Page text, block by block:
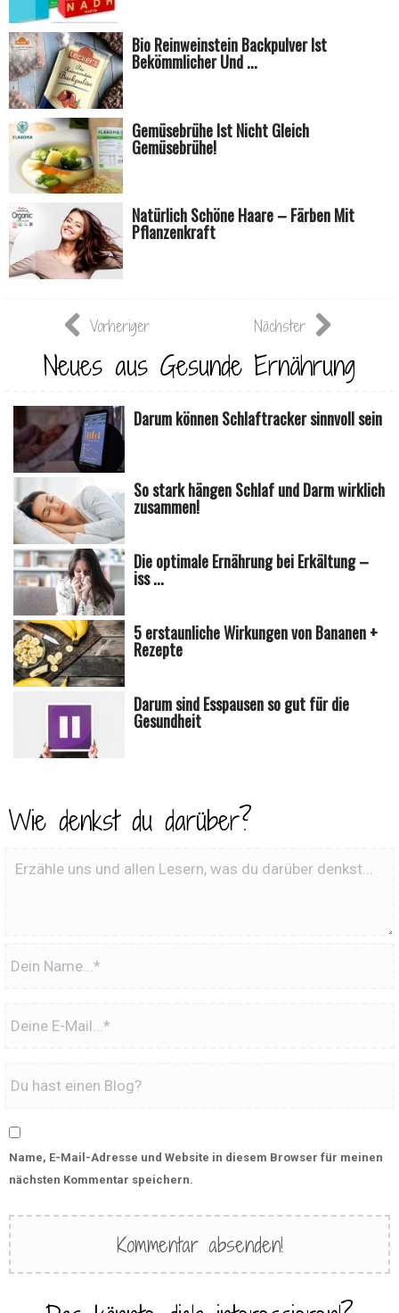
Bio Reinweinstein Backpulver Ist
Bekömmlicher Und ...
Gemüsebrühe Ist Nicht Gleich
Gemüsebrühe!
Natürlich Schöne Haare – Färben Mit
Pflanzenkraft
Vorheriger Nächster
Neues aus Gesunde Ernährung
Darum können Schlaftracker sinnvoll sein
So stark hängen Schlaf und Darm wirklich
zusammen!
Die optimale Ernährung bei Erkältung –
iss ...
5 erstaunliche Wirkungen von Bananen +
Rezepte
Darum sind Esspausen so gut für die
Gesundheit
Wie denkst du darüber?
Name, E-Mail-Adresse und Website in diesem Browser für meinen
nächsten Kommentar speichern.